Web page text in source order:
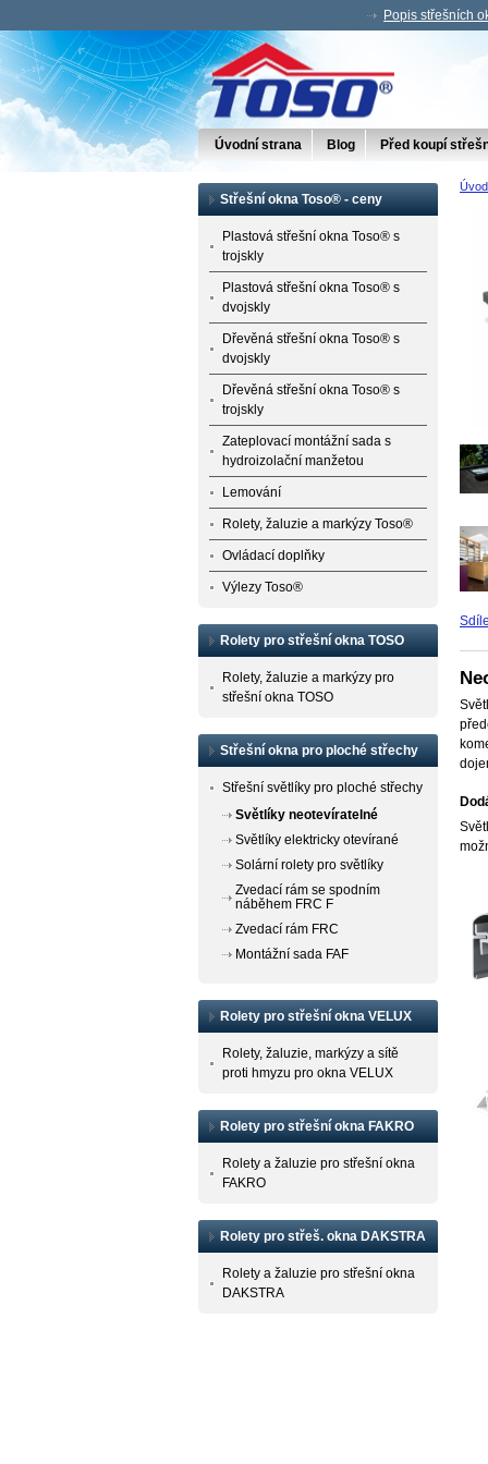
Popis střešních
Úvodní strana Blog Před koupí
Střešní okna Toso® - ceny
Plastová střešní okna Toso® s
trojskly
Plastová střešní okna Toso® s
dvojskly
Dřevěná střešní okna Toso® s
dvojskly
Dřevěná střešní okna Toso® s
trojskly
Zateplovací montážní sada s
hydroizolační manžetou
Lemování
Rolety, žaluzie a markýzy Toso®
Ovládací doplňky
Výlezy Toso®
Rolety pro střešní okna TOSO
Rolety, žaluzie a markýzy pro
střešní okna TOSO
Střešní okna pro ploché střechy
Střešní světlíky pro ploché střechy
Světlíky neotevíratelné
Světlíky elektricky otevírané
Solární rolety pro světlíky
Zvedací rám se spodním
náběhem FRC F
Zvedací rám FRC
Montážní sada FAF
Rolety pro střešní okna VELUX
Rolety, žaluzie, markýzy a sítě
proti hmyzu pro okna VELUX
Rolety pro střešní okna FAKRO
Rolety a žaluzie pro střešní okna
FAKRO
Rolety pro střeš. okna DAKSTRA
Rolety a žaluzie pro střešní okna
DAKSTRA